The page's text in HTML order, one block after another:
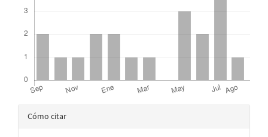
Detalles
Cómo citar